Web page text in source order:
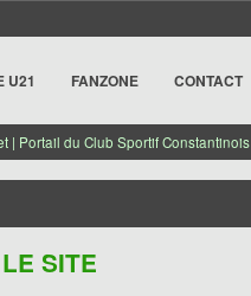
U21 FANZONE CONTACT
| Portail du Club Sportif Constantinois
SITE